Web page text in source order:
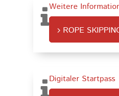
Weitere
ROPE
Digitaler Startpass